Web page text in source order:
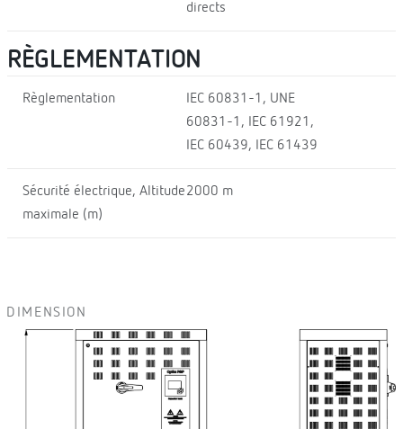
directs
RÈGLEMENTATION
Règlementation
IEC 60831-1, UNE
60831-1, IEC 61921,
IEC 60439, IEC 61439
Sécurité électrique, Altitude
maximale (m)
2000 m
DIMENSION